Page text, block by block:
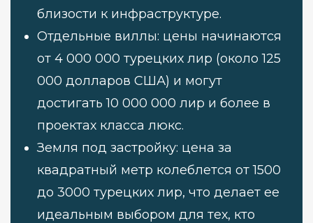
близости к инфраструктуре.
Отдельные виллы: цены начинаются
от 4 000 000 турецких лир (около 125
000 долларов США) и могут
достигать 10 000 000 лир и более в
проектах класса люкс.
Земля под застройку: цена за
квадратный метр колеблется от 1500
до 3000 турецких лир, что делает ее
идеальным выбором для тех, кто